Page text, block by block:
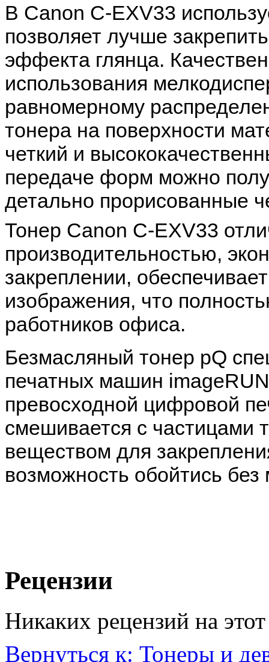
В Canon C-EXV33
позволяет лучше
эффекта глянца.
использования
равномерному
тонера на поверхности
четкий и
передаче форм можно
детально прорисованные
Тонер Canon C-EXV33
производительностью,
закреплении,
изображения, что
работников офиса.
Безмасляный тонер pQ
печатных машин
превосходной цифровой
смешивается с
веществом для
возможность обойтись без
Рецензии
Никаких рецензий на
Вернуться к: Тонеры и